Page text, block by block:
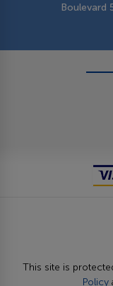
Boulevard
This site is
Policy